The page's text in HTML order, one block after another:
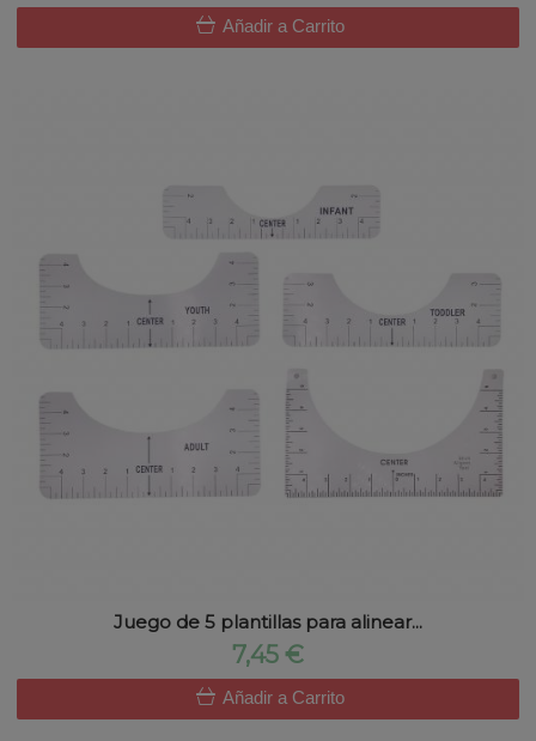
Añadir a Carrito
Juego de 5 plantillas para alinear...
7,45 €
Añadir a Carrito